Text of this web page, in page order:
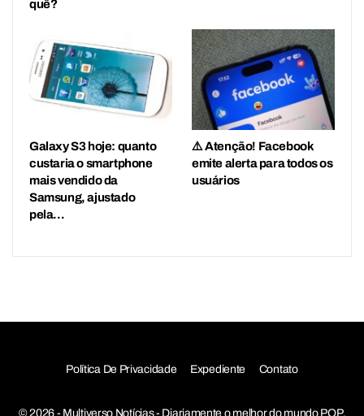
quê?
Galaxy S3 hoje: quanto
custaria o smartphone
mais vendido da
Samsung, ajustado
pela…
⚠️ Atenção! Facebook
emite alerta para todos os
usuários
Política De Privacidade Expediente Contato
© 2026 - Multiverso Notícias - Diariamente o melhor do mundo POP,